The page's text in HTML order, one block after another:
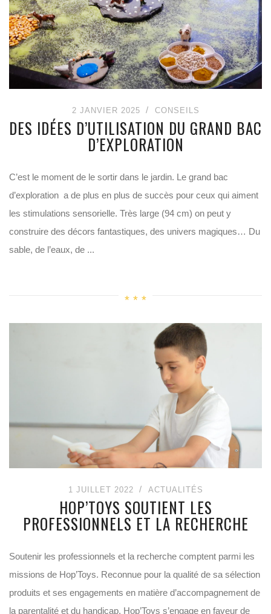
2 JANVIER 2025 CONSEILS
DES IDÉES D’UTILISATION DU GRAND BAC
D’EXPLORATION
C’est le moment de le sortir dans le jardin. Le grand bac
d’exploration a de plus en plus de succès pour ceux qui aiment
les stimulations sensorielle. Très large (94 cm) on peut y
construire des décors fantastiques, des univers magiques… Du
sable, de l’eaux, de ...
1 JUILLET 2022 ACTUALITÉS
HOP’TOYS SOUTIENT LES
PROFESSIONNELS ET LA RECHERCHE
Soutenir les professionnels et la recherche comptent parmi les
missions de Hop’Toys. Reconnue pour la qualité de sa sélection
produits et ses engagements en matière d’accompagnement de
la parentalité et du handicap, Hop’Toys s’engage en faveur de